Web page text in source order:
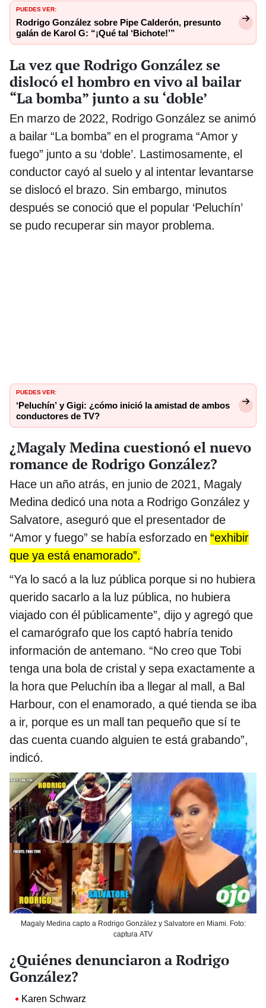
PUEDES VER:
Rodrigo González sobre Pipe Calderón, presunto
galán de Karol G: “¡Qué tal ‘Bichote!’”
La vez que Rodrigo González se
dislocó el hombro en vivo al bailar
“La bomba” junto a su ‘doble’
En marzo de 2022, Rodrigo González se animó
a bailar “La bomba” en el programa “Amor y
fuego” junto a su ‘doble’. Lastimosamente, el
conductor cayó al suelo y al intentar levantarse
se dislocó el brazo. Sin embargo, minutos
después se conoció que el popular ‘Peluchín’
se pudo recuperar sin mayor problema.
PUEDES VER:
‘Peluchín’ y Gigi: ¿cómo inició la amistad de ambos
conductores de TV?
¿Magaly Medina cuestionó el nuevo
romance de Rodrigo González?
Hace un año atrás, en junio de 2021, Magaly
Medina dedicó una nota a Rodrigo González y
Salvatore, aseguró que el presentador de
“Amor y fuego” se había esforzado en “exhibir
que ya está enamorado”.
“Ya lo sacó a la luz pública porque si no hubiera
querido sacarlo a la luz pública, no hubiera
viajado con él públicamente”, dijo y agregó que
el camarógrafo que los captó habría tenido
información de antemano. “No creo que Tobi
tenga una bola de cristal y sepa exactamente a
la hora que Peluchín iba a llegar al mall, a Bal
Harbour, con el enamorado, a qué tienda se iba
a ir, porque es un mall tan pequeño que sí te
das cuenta cuando alguien te está grabando”,
indicó.
Magaly Medina capto a Rodrigo González y Salvatore en Miami. Foto:
captura ATV
¿Quiénes denunciaron a Rodrigo
González?
Karen Schwarz